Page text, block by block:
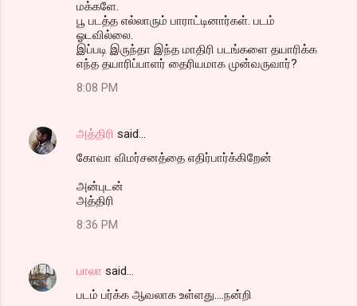
மக்களே.
பூ படத்த எல்லாரும் பாராட்டினார்கள். படம்
ஓடவில்லை.
இப்படி இருந்தா இந்த மாதிரி படங்களை தயாரிக்க
எந்த தயாரிப்பாளர் தைரியமாக முன்வருவார்?
8:08 PM
அத்திரி said…
கோவா விமர்சனத்தை எதிர்பார்க்கிறேன்
அன்புடன்
அத்திரி
8:36 PM
பாலா said…
படம் பர்க்க ஆவலாக உள்ளது....நன்றி